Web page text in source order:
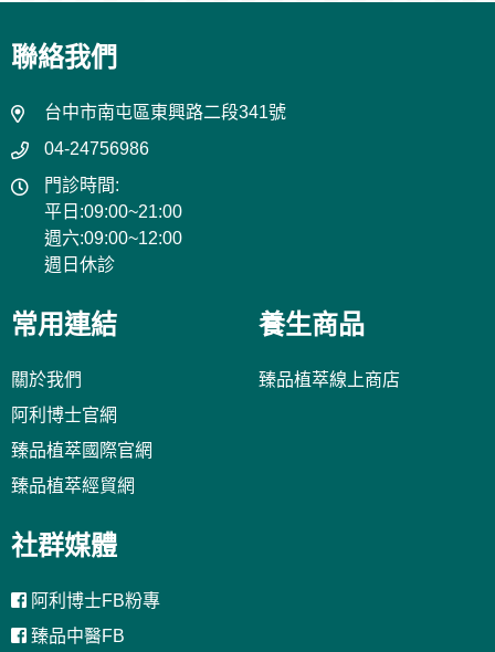
聯絡我們
台中市南屯區東興路二段341號
04-24756986
門診時間:
平日:09:00~21:00
週六:09:00~12:00
週日休診
常用連結
關於我們
阿利博士官網
臻品植萃國際官網
臻品植萃經貿網
養生商品
臻品植萃線上商店
社群媒體
阿利博士FB粉專
臻品中醫FB